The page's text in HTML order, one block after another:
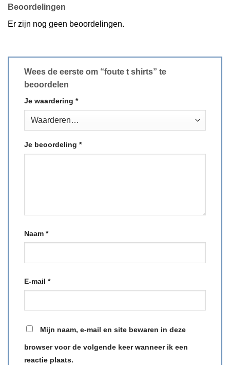
Beoordelingen
Er zijn nog geen beoordelingen.
Wees de eerste om “foute t shirts” te
beoordelen
Je waardering *
Je beoordeling *
Naam *
E-mail *
Mijn naam, e-mail en site bewaren in deze
browser voor de volgende keer wanneer ik een
reactie plaats.